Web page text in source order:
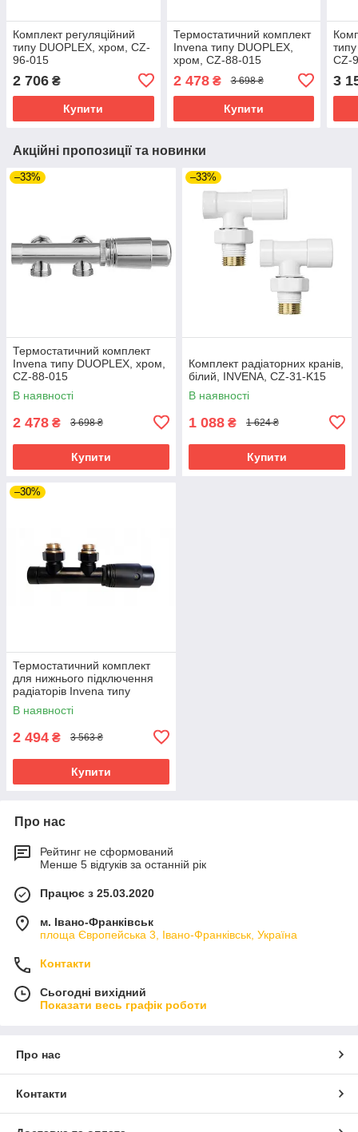
Комплект регуляційний
типу DUOPLEX, хром, CZ-
96-015
2 706 ₴
Купити
Термостатичний комплект
Invena типу DUOPLEX,
хром, CZ-88-015
2 478₴ 3 698 ₴
Купити
CZ-
3
Акційні пропозиції та новинки
–33%
Термостатичний комплект
Invena типу DUOPLEX, хром,
CZ-88-015
В наявності
2 478 ₴ 3 698 ₴
Купити
–33%
Комплект радіаторних кранів,
білий, INVЕNA, CZ-31-K15
В наявності
1 088 ₴ 1 624 ₴
Купити
–30%
Термостатичний комплект
для нижнього підключення
радіаторів Invena типу
DUOPLEX, 50мм, чорний,
CZ-91-015
В наявності
2 494 ₴ 3 563 ₴
Купити
Про нас
Рейтинг не сформований
Менше 5 відгуків за останній рік
Працює з 25.03.2020
м. Івано-Франківськ
площа Європейська 3, Івано-Франківськ, Україна
Контакти
Сьогодні вихідний
Показати весь графік роботи
Про нас
Контакти